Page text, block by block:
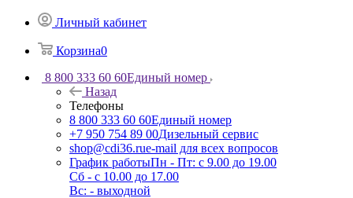
Личный кабинет
Корзина0
8 800 333 60 60Единый номер
Назад
Телефоны
8 800 333 60 60Единый номер
+7 950 754 89 00Дизельный сервис
shop@cdi36.rue-mail для всех вопросов
График работыПн - Пт: с 9.00 до 19.00
Сб - с 10.00 до 17.00
Вс: - выходной